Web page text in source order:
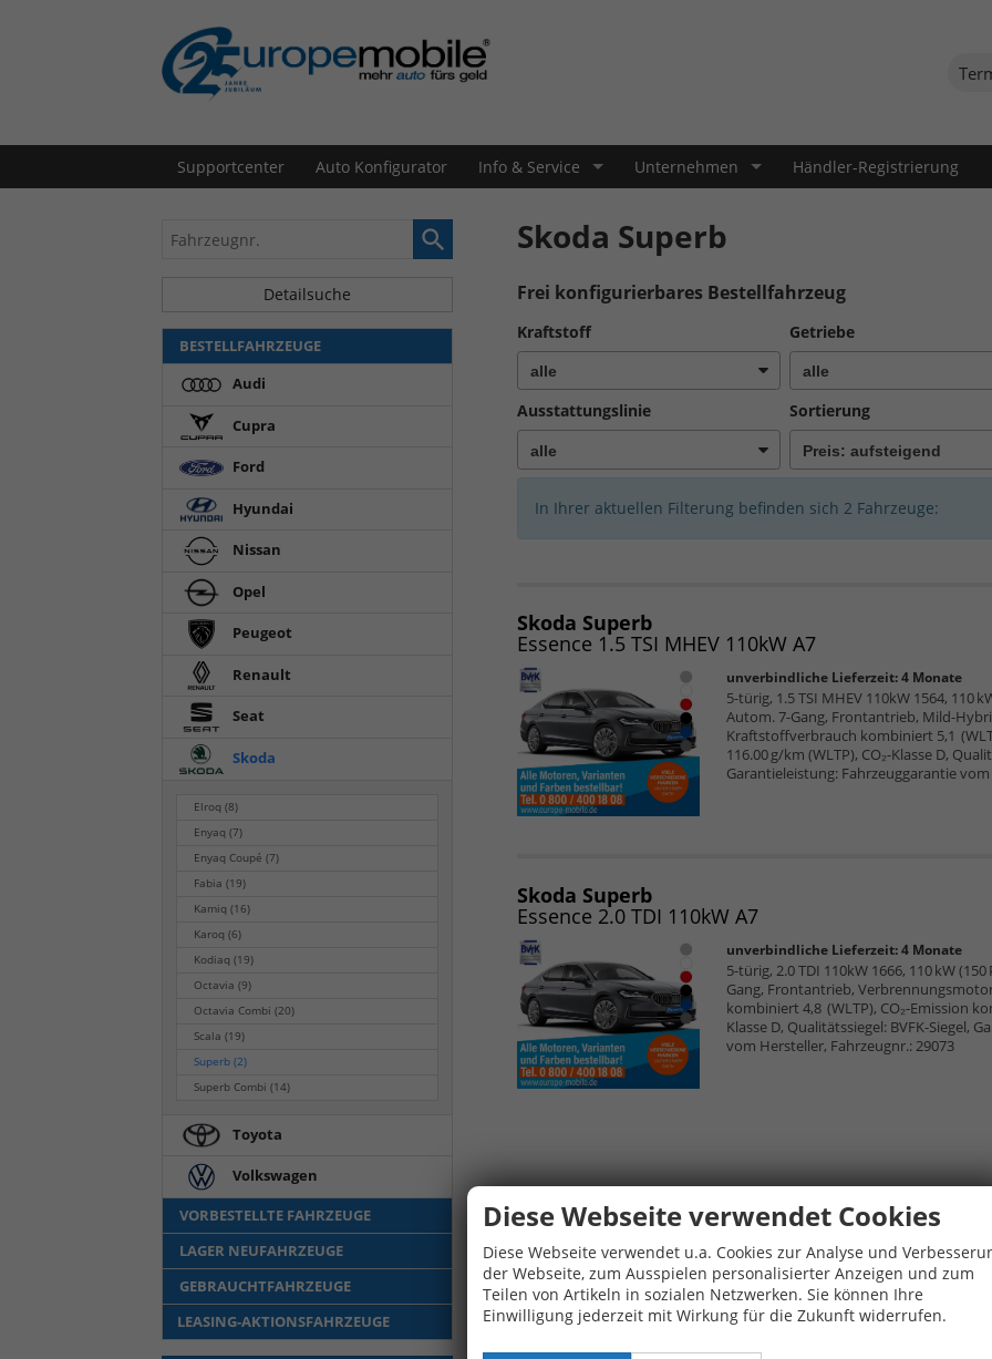
Supportcenter Auto Konfigurator Info & Service Unternehmen Händler-Registrierung
Skoda Superb
Frei konfigurierbares Bestellfahrzeug
Kraftstoff Getriebe
Ausstattungslinie Sortierung
In Ihrer aktuellen Filterung befinden sich 2 Fahrzeuge:
Skoda Superb
Essence 1.5 TSI MHEV 110kW A7
unverbindliche Lieferzeit:4 Monate
5-türig, 1.5 TSI MHEV 110kW 1564, 110
Autom. 7-Gang, Frontantrieb, Mild-
Kraftstoffverbrauch kombiniert 5,1
116.00 g/km (WLTP), CO₂-Klasse D,
Garantieleistung: Fahrzeuggarantie
Skoda Superb
Essence 2.0 TDI 110kW A7
unverbindliche Lieferzeit:4 Monate
5-türig, 2.0 TDI 110kW 1666, 110 kW
Gang, Frontantrieb,
kombiniert 4,8 (WLTP), CO₂-Emission
Klasse D, Qualitätssiegel: BVFK-Siegel,
vom Hersteller, Fahrzeugnr.: 29073
Fahrzeugnr.
Detailsuche
BESTELLFAHRZEUGE
Audi
Cupra
Ford
Hyundai
Nissan
Opel
Peugeot
Renault
Seat
Skoda
Elroq(8)
Enyaq(7)
Enyaq Coupé(7)
Fabia(19)
Kamiq(16)
Karoq(6)
Kodiaq(19)
Octavia(9)
Octavia Combi(20)
Scala(19)
Superb(2)
Superb Combi(14)
Toyota
Volkswagen
VORBESTELLTE FAHRZEUGE
LAGER NEUFAHRZEUGE
GEBRAUCHTFAHRZEUGE
LEASING-AKTIONSFAHRZEUGE
Diese Webseite verwendet Cookies
Diese Webseite verwendet u.a. Cookies zur Analyse und
der Webseite, zum Ausspielen personalisierter Anzeigen und zum
Teilen von Artikeln in sozialen Netzwerken. Sie können Ihre
Einwilligung jederzeit mit Wirkung für die Zukunft widerrufen.